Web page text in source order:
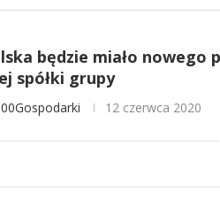
będzie miało nowego
spółki grupy
12 czerwca 2020